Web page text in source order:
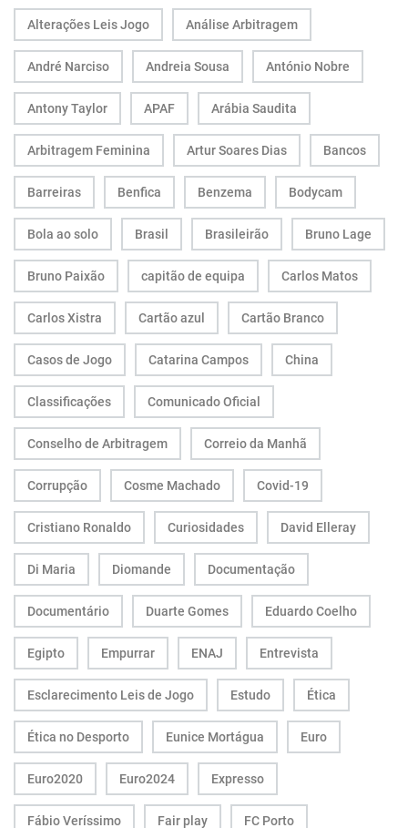
Alterações Leis Jogo Análise Arbitragem
André Narciso Andreia Sousa António Nobre
Antony Taylor APAF Arábia Saudita
Arbitragem Feminina Artur Soares Dias Bancos
Barreiras Benfica Benzema Bodycam
Bola ao solo Brasil Brasileirão Bruno Lage
Bruno Paixão capitão de equipa Carlos Matos
Carlos Xistra Cartão azul Cartão Branco
Casos de Jogo Catarina Campos China
Classificações Comunicado Oficial
Conselho de Arbitragem Correio da Manhã
Corrupção Cosme Machado Covid-19
Cristiano Ronaldo Curiosidades David Elleray
Di Maria Diomande Documentação
Documentário Duarte Gomes Eduardo Coelho
Egipto Empurrar ENAJ Entrevista
Esclarecimento Leis de Jogo Estudo Ética
Ética no Desporto Eunice Mortágua Euro
Euro2020 Euro2024 Expresso
Fábio Veríssimo Fair play FC Porto